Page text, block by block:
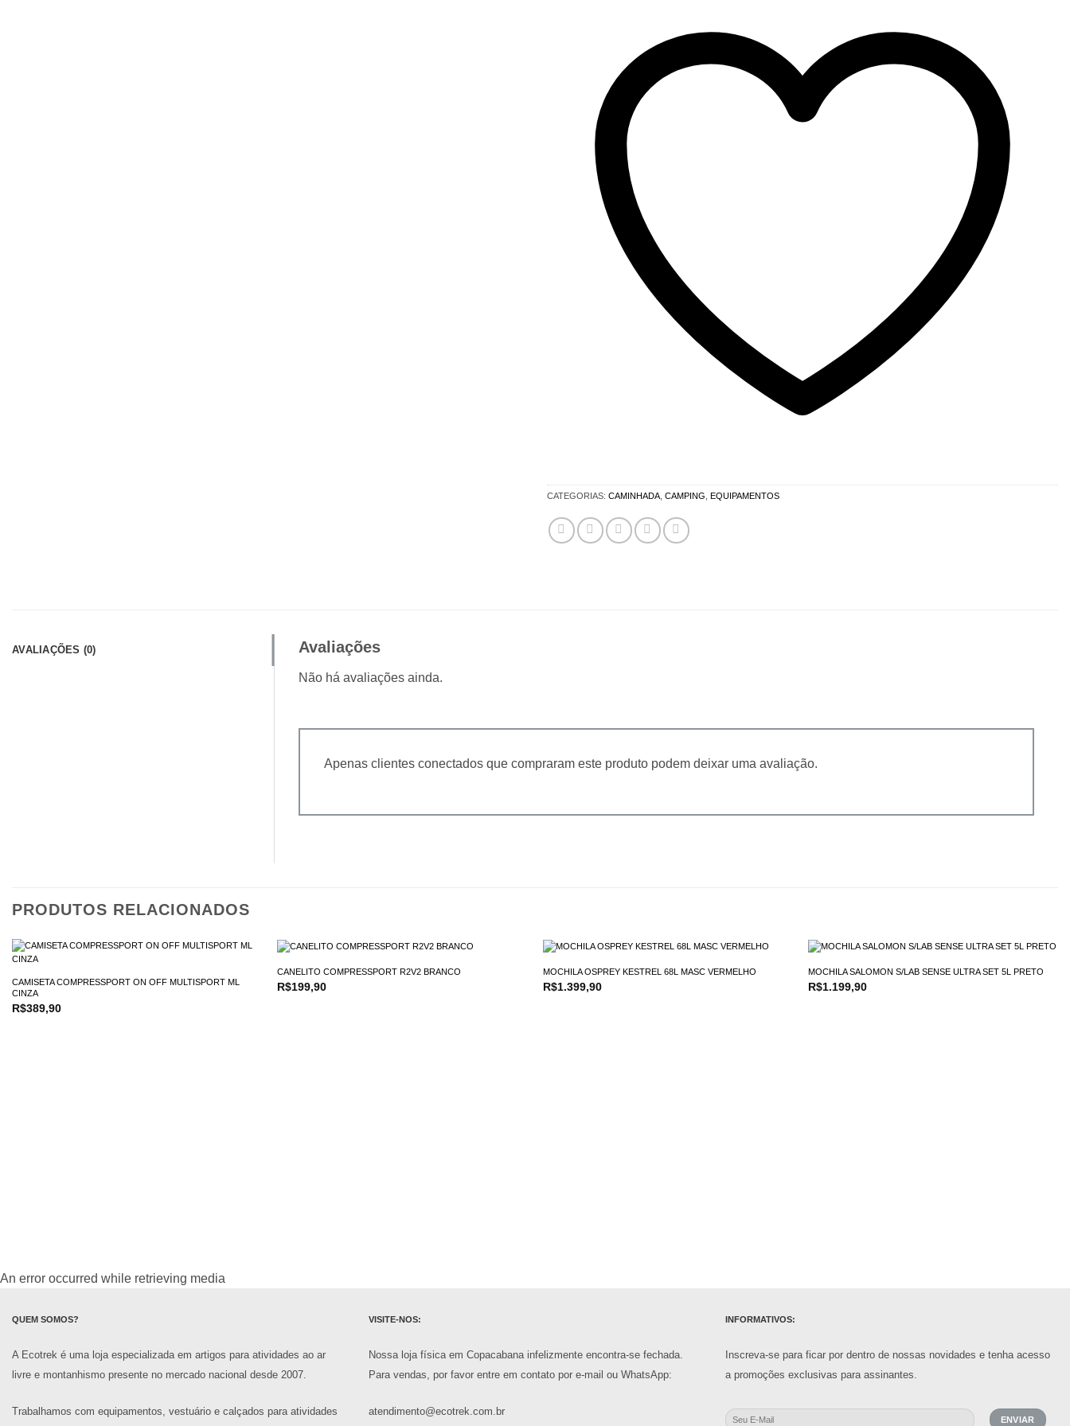
CATEGORIAS: CAMINHADA CAMPING EQUIPAMENTOS
AVALIAÇÕES (0) Avaliações
Não há avaliações ainda.
Apenas clientes conectados que compraram este produto podem deixar uma avaliação.
PRODUTOS RELACIONADOS
CAMISETA COMPRESSPORT ON OFF MULTISPORT ML
CINZA
R$389,90
CANELITO COMPRESSPORT R2V2 BRANCO
R$199,90
MOCHILA OSPREY KESTREL 68L MASC VERMELHO
R$1.399,90
MOCHILA SALOMON S/LAB SENSE ULTRA SET 5L PRETO
R$1.199,90
An error occurred while retrieving media
QUEM SOMOS?
A Ecotrek é uma loja especializada em artigos para atividades ao ar
livre e montanhismo presente no mercado nacional desde 2007.
Trabalhamos com equipamentos, vestuário e calçados para atividades
VISITE-NOS:
Nossa loja física em Copacabana infelizmente encontra-se fechada.
Para vendas, por favor entre em contato por e-mail ou WhatsApp:
atendimento@ecotrek.com.br
INFORMATIVOS:
Inscreva-se para ficar por dentro de nossas novidades e tenha acesso
a promoções exclusivas para assinantes.